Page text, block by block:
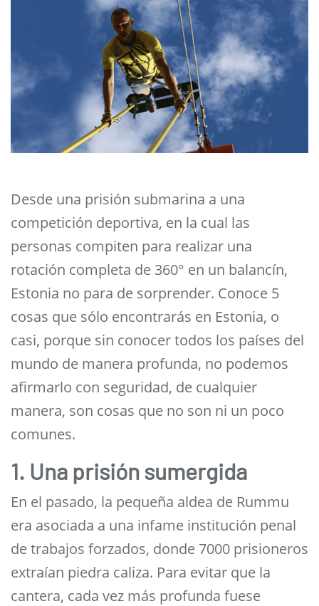
Desde una prisión submarina a una
competición deportiva, en la cual las
personas compiten para realizar una
rotación completa de 360° en un balancín,
Estonia no para de sorprender. Conoce 5
cosas que sólo encontrarás en Estonia, o
casi, porque sin conocer todos los países del
mundo de manera profunda, no podemos
afirmarlo con seguridad, de cualquier
manera, son cosas que no son ni un poco
comunes.
1. Una prisión sumergida
En el pasado, la pequeña aldea de Rummu
era asociada a una infame institución penal
de trabajos forzados, donde 7000 prisioneros
extraían piedra caliza. Para evitar que la
cantera, cada vez más profunda fuese